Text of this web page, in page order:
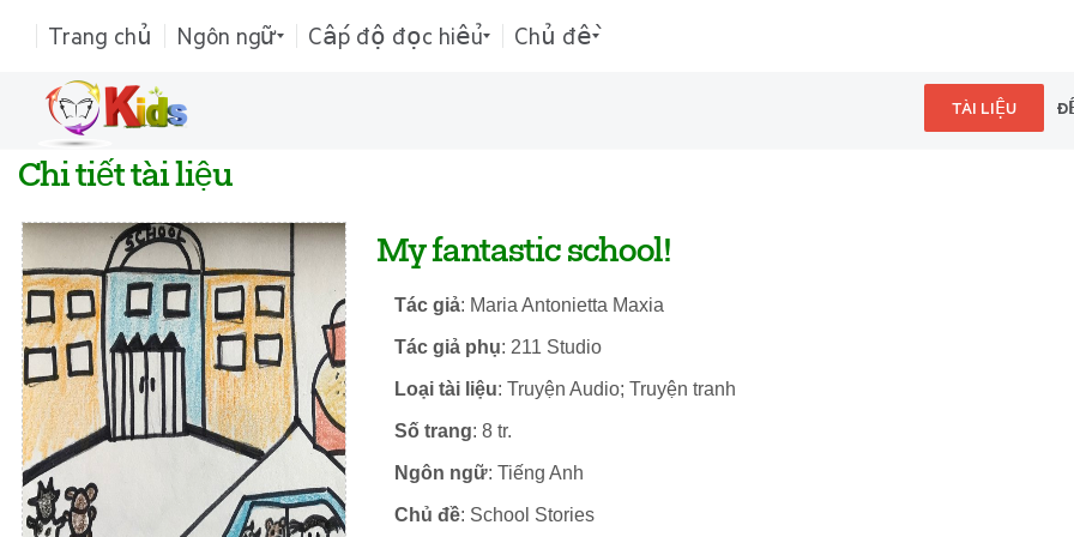
Trang chủ Ngôn ngữ Cấp độ đọc hiểu Chủ đề
TÀI LIỆU
Chi tiết tài liệu
My fantastic school!
Tác giả: Maria Antonietta Maxia
Tác giả phụ: 211 Studio
Loại tài liệu: Truyện Audio; Truyện tranh
Số trang: 8 tr.
Ngôn ngữ: Tiếng Anh
Chủ đề: School Stories